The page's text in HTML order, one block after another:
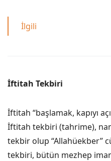
İlgili
İftitah Tekbiri
İftitah “başlamak, kapıyı
İftitah tekbiri (tahrime),
tekbir olup “Allahüekber”
tekbiri, bütün mezhep